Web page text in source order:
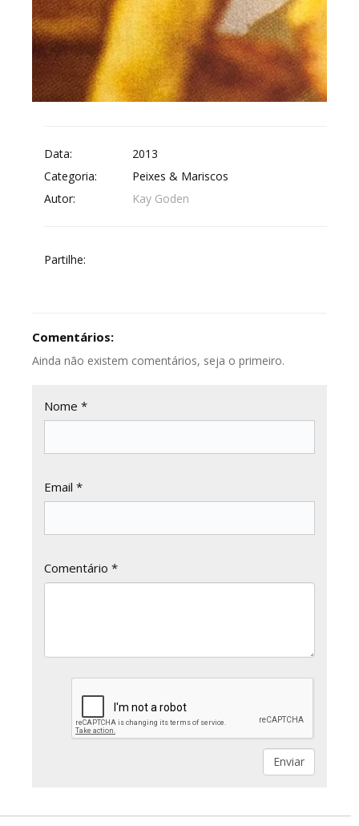
Data:
2013
Categoria:
Peixes & Mariscos
Autor:
Kay Goden
Partilhe:
Comentários:
Ainda não existem comentários, seja o primeiro.
Nome *
Email *
Comentário *